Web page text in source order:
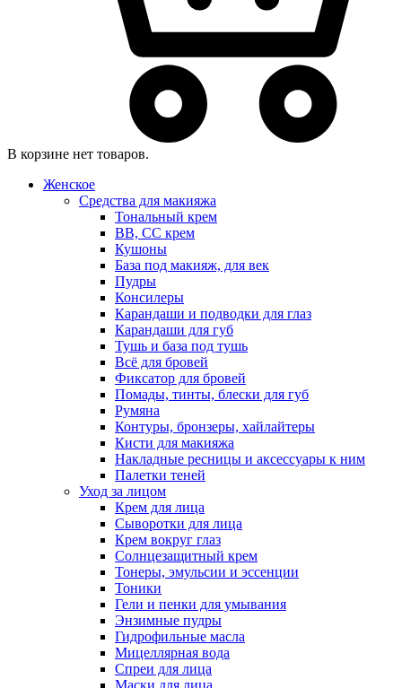
В корзине нет товаров.
Женское
Средства для макияжа
Тональный крем
BB, CC крем
Кушоны
База под макияж, для век
Пудры
Консилеры
Карандаши и подводки для глаз
Карандаши для губ
Тушь и база под тушь
Всё для бровей
Фиксатор для бровей
Помады, тинты, блески для губ
Румяна
Контуры, бронзеры, хайлайтеры
Кисти для макияжа
Накладные ресницы и аксессуары к ним
Палетки теней
Уход за лицом
Крем для лица
Сыворотки для лица
Крем вокруг глаз
Солнцезащитный крем
Тонеры, эмульсии и эссенции
Тоники
Гели и пенки для умывания
Энзимные пудры
Гидрофильные масла
Мицеллярная вода
Спреи для лица
Маски для лица